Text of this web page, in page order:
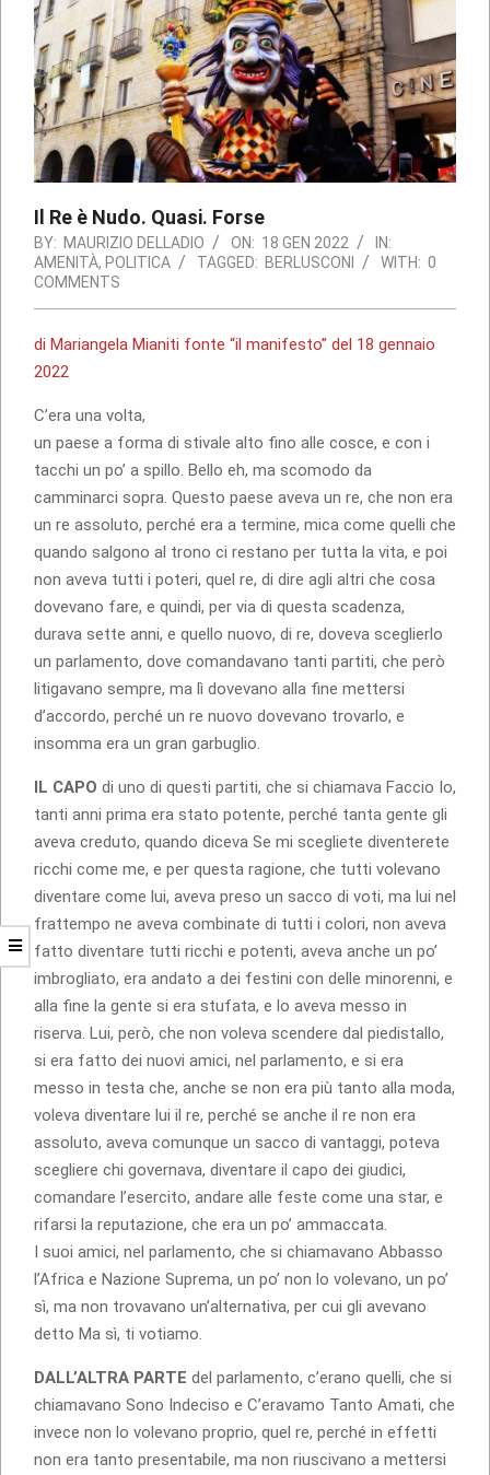
Il Re è Nudo. Quasi. Forse
BY: MAURIZIO DELLADIO ON: 18 GEN 2022
IN:
AMENITÀ, POLITICA TAGGED: BERLUSCONI WITH: 0
COMMENTS
di Mariangela Mianiti fonte “il manifesto” del 18 gennaio
2022
C’era una volta,
un paese a forma di stivale alto fino alle cosce, e con i
tacchi un po’ a spillo. Bello eh, ma scomodo da
camminarci sopra. Questo paese aveva un re, che non era
un re assoluto, perché era a termine, mica come quelli che
quando salgono al trono ci restano per tutta la vita, e poi
non aveva tutti i poteri, quel re, di dire agli altri che cosa
dovevano fare, e quindi, per via di questa scadenza,
durava sette anni, e quello nuovo, di re, doveva sceglierlo
un parlamento, dove comandavano tanti partiti, che però
litigavano sempre, ma lì dovevano alla fine mettersi
d’accordo, perché un re nuovo dovevano trovarlo, e
insomma era un gran garbuglio.
IL CAPO di uno di questi partiti, che si chiamava Faccio Io,
tanti anni prima era stato potente, perché tanta gente gli
aveva creduto, quando diceva Se mi scegliete diventerete
ricchi come me, e per questa ragione, che tutti volevano
diventare come lui, aveva preso un sacco di voti, ma lui nel
frattempo ne aveva combinate di tutti i colori, non aveva
fatto diventare tutti ricchi e potenti, aveva anche un po’
imbrogliato, era andato a dei festini con delle minorenni, e
alla fine la gente si era stufata, e lo aveva messo in
riserva. Lui, però, che non voleva scendere dal piedistallo,
si era fatto dei nuovi amici, nel parlamento, e si era
messo in testa che, anche se non era più tanto alla moda,
voleva diventare lui il re, perché se anche il re non era
assoluto, aveva comunque un sacco di vantaggi, poteva
scegliere chi governava, diventare il capo dei giudici,
comandare l’esercito, andare alle feste come una star, e
rifarsi la reputazione, che era un po’ ammaccata.
I suoi amici, nel parlamento, che si chiamavano Abbasso
l’Africa e Nazione Suprema, un po’ non lo volevano, un po’
sì, ma non trovavano un’alternativa, per cui gli avevano
detto Ma sì, ti votiamo.
DALL’ALTRA PARTE del parlamento, c’erano quelli, che si
chiamavano Sono Indeciso e C’eravamo Tanto Amati, che
invece non lo volevano proprio, quel re, perché in effetti
non era tanto presentabile, ma non riuscivano a mettersi